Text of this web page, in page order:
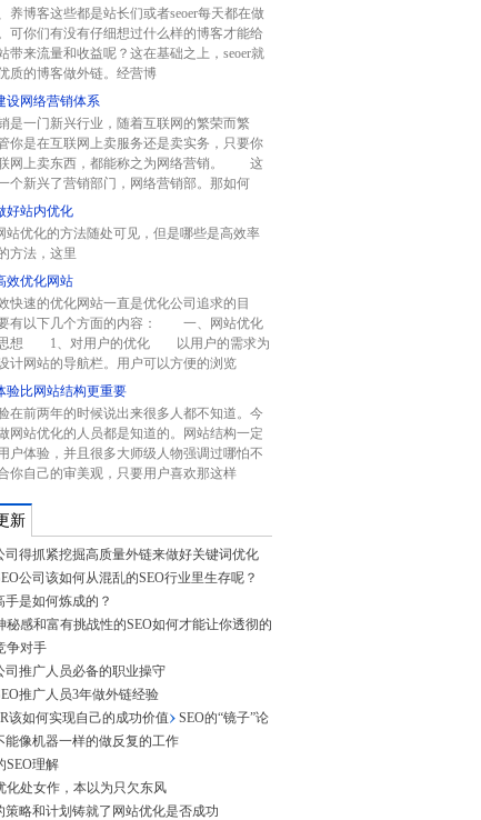
养博客这些都是站长们或者seoer每天都在做
可你们有没有仔细想过什么样的博客才能给
带来流量和收益呢？这在基础之上，seoer就
质的博客做外链。经营博
设网络营销体系
是一门新兴行业，随着互联网的繁荣而繁
你是在互联网上卖服务还是卖实务，只要你
网上卖东西，都能称之为网络营销。 这
个新兴了营销部门，网络营销部。那如何
好站内优化
化的方法随处可见，但是哪些是高效率
方法，这里
效优化网站
快速的优化网站一直是优化公司追求的目
有以下几个方面的内容： 一、网站优化
思想 1、对用户的优化 以用户的需求为
计网站的导航栏。用户可以方便的浏览
验比网站结构更重要
在前两年的时候说出来很多人都不知道。今
网站优化的人员都是知道的。网站结构一定
户体验，并且很多大师级人物强调过哪怕不
你自己的审美观，只要用户喜欢那这样
新
司得抓紧挖掘高质量外链来做好关键词优化
公司该如何从混乱的SEO行业里生存呢？
手是如何炼成的？
秘感和富有挑战性的SEO如何才能让你透彻的
争对手
司推广人员必备的职业操守
推广人员3年做外链经验
该如何实现自己的成功价值
SEO的“镜子”论
能像机器一样的做反复的工作
SEO理解
化处女作，本以为只欠东风
策略和计划铸就了网站优化是否成功